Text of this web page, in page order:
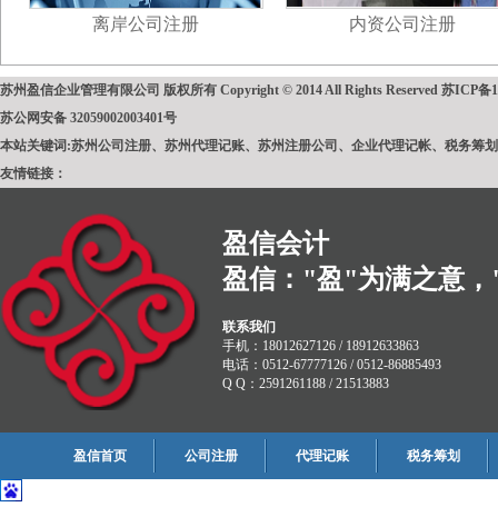
离岸公司注册 内资公司注册
苏州盈信企业管理有限公司 版权所有 Copyright © 2014 All Rights Reserved 苏ICP备
苏公网安备 32059002003401号
本站关键词:苏州公司注册、苏州代理记账、苏州注册公司、企业代理记帐、税务筹
友情链接：
盈信会计
盈信："盈"为满之意
联系我们
手机：18012627126 / 18912633863
电话：0512-67777126 / 0512-86885493
Q Q：2591261188 / 21513883
盈信首页 公司注册 代理记账 税务筹划